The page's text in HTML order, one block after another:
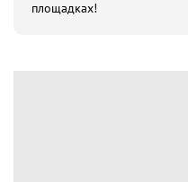
площадках!